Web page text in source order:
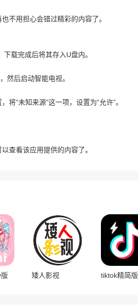
不用担心会错过精彩的内容了。
载完成后将其存入U盘内。
然后启动智能电视。
将“未知来源"这一项，设置为“允许”。
查看该应用提供的内容了。
矮人影视 tiktok精简版